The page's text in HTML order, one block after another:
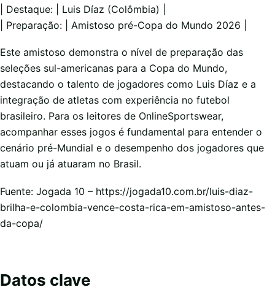
| Destaque: | Luis Díaz (Colômbia) |
| Preparação: | Amistoso pré-Copa do Mundo 2026 |
Este amistoso demonstra o nível de preparação das
seleções sul-americanas para a Copa do Mundo,
destacando o talento de jogadores como Luis Díaz e a
integração de atletas com experiência no futebol
brasileiro. Para os leitores de OnlineSportswear,
acompanhar esses jogos é fundamental para entender o
cenário pré-Mundial e o desempenho dos jogadores que
atuam ou já atuaram no Brasil.
Fuente: Jogada 10 – https://jogada10.com.br/luis-diaz-
brilha-e-colombia-vence-costa-rica-em-amistoso-antes-
da-copa/
Datos clave